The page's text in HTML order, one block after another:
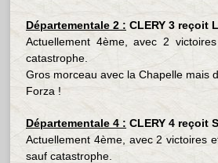
Départementale 2 : CLERY 3 reçoit
Actuellement 4ème, avec 2
catastrophe.
Gros morceau avec la Chapelle mais
Forza !
Départementale 4 : CLERY 4 reçoit
Actuellement 4ème, avec 2 victoires
sauf catastrophe.